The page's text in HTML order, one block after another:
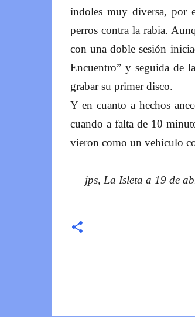
índoles muy diversa, por
perros contra la rabia.
con una doble sesión
Encuentro” y seguida de
grabar su primer disco.
Y en cuanto a hechos
cuando a falta de 10
vieron como un vehículo
jps, La Isleta a 19 de